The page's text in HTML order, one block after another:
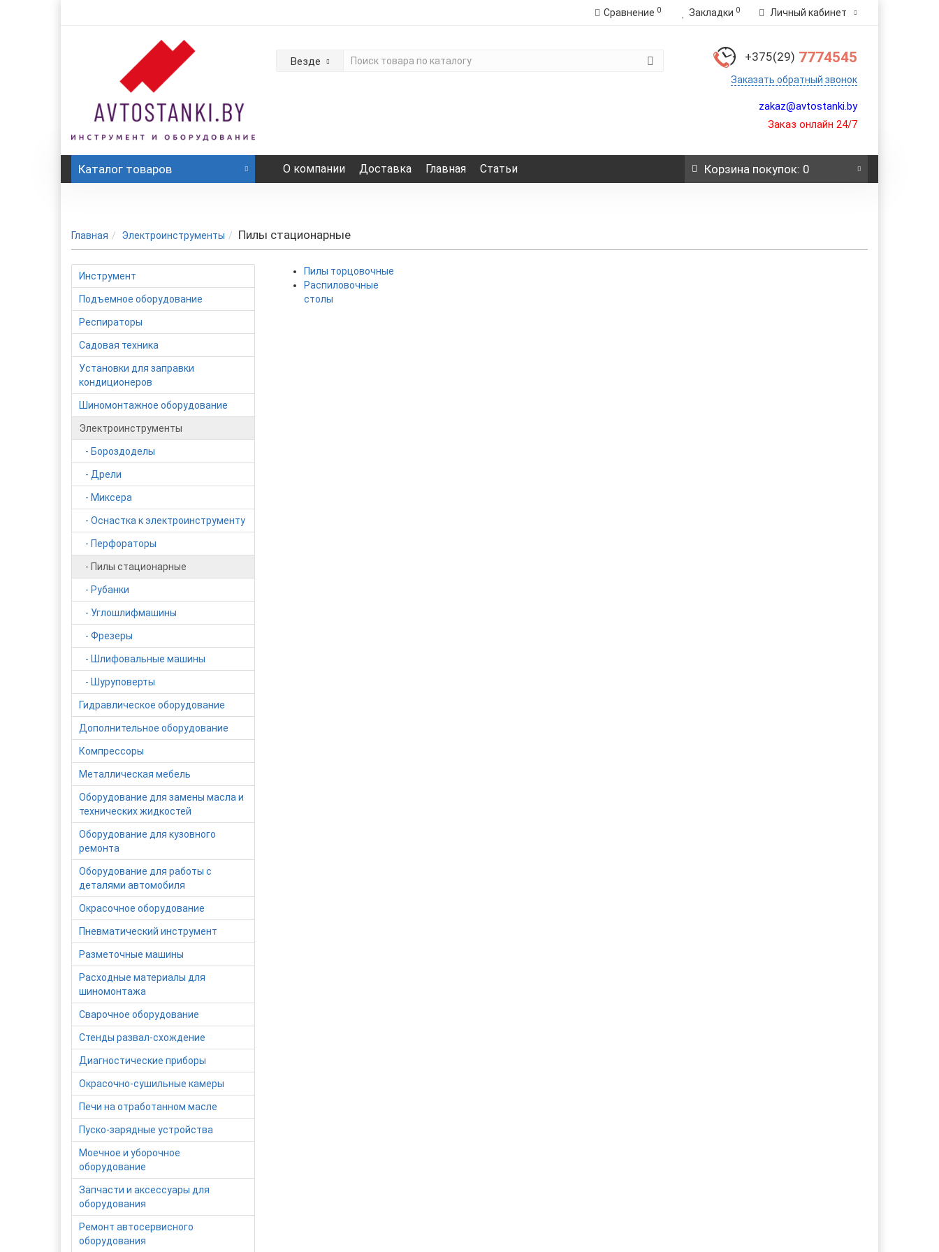
Сравнение 0 Закладки 0 Личный кабинет
Везде +375(29) 7774545
Заказать обратный звонок
zakaz@avtostanki.by
Заказ онлайн 24/7
Каталог товаров О компании Доставка Главная Статьи Корзинапокупок: 0
Главная Электроинструменты Пилы стационарные
Инструмент
Подъемное оборудование
Респираторы
Садовая техника
Установки для заправки
кондиционеров
Шиномонтажное оборудование
Электроинструменты
- Бороздоделы
- Дрели
- Миксера
- Оснастка к электроинструменту
- Перфораторы
- Пилы стационарные
- Рубанки
- Углошлифмашины
- Фрезеры
- Шлифовальные машины
- Шуруповерты
Гидравлическое оборудование
Дополнительное оборудование
Компрессоры
Металлическая мебель
Оборудование для замены масла и
технических жидкостей
Оборудование для кузовного
ремонта
Оборудование для работы с
деталями автомобиля
Окрасочное оборудование
Пневматический инструмент
Разметочные машины
Расходные материалы для
шиномонтажа
Сварочное оборудование
Стенды развал-схождение
Диагностические приборы
Окрасочно-сушильные камеры
Печи на отработанном масле
Пуско-зарядные устройства
Моечное и уборочное
оборудование
Запчасти и аксессуары для
оборудования
Ремонт автосервисного
оборудования
Пилы торцовочные
Распиловочные
столы